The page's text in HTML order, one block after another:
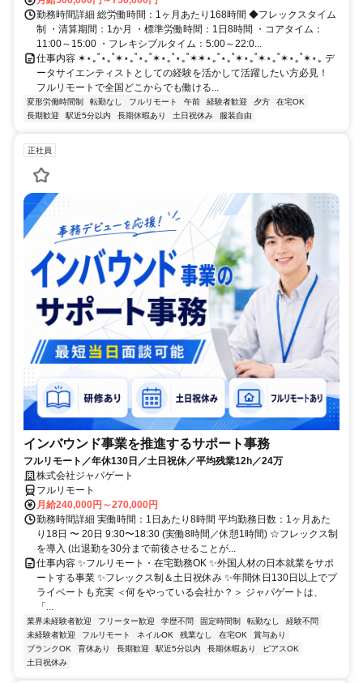
勤務時間詳細 総労働時間：1ヶ月あたり168時間 ◆フレックスタイム
制 ・清算期間：1か月 ・標準労働時間：1日8時間 ・コアタイム：
11:00～15:00 ・フレキシブルタイム：5:00～22:0...
仕事内容 ✶⋆｡˚⋆｡˚✶⋆｡˚⋆｡˚✶⋆｡˚⋆｡˚✶✶⋆｡˚⋆｡˚✶⋆｡˚✶⋆｡˚✶⋆｡˚✶⋆｡ デ
ータサイエンティストとしての経験を活かして活躍したい方必見！
フルリモートで全国どこからでも働ける...
変形労働時間制 転勤なし フルリモート 午前 経験者歓迎 夕方
在宅OK
長期歓迎
駅近5分以内 長期休暇あり 土日祝休み 服装自由
正社員
インバウンド事業を推進するサポート事務
フルリモート／年休130日／土日祝休／平均残業12h／24万
株式会社ジャパゲート
フルリモート
月給240,000円～270,000円
勤務時間詳細 実働時間：1日あたり8時間 平均勤務日数：1ヶ月あた
り18日 〜 20日 9:30〜18:30 (実働8時間／休憩1時間) ☆フレックス制
を導入 (出退勤を30分まで前後させることが...
仕事内容 ✨フルリモート・在宅勤務OK ✨外国人材の日本就業をサポ
ートする事業 ✨フレックス制＆土日祝休み ✨年間休日130日以上でプ
ライベートも充実 ＜何をやっている会社か？＞ ジャパゲートは、
「...
業界未経験者歓迎 フリーター歓迎 学歴不問 固定時間制 転勤なし
経験不問
未経験者歓迎
フルリモート ネイルOK 残業なし 在宅OK
賞与あり
ブランクOK
育休あり 長期歓迎 駅近5分以内 長期休暇あり
ピアスOK
土日祝休み